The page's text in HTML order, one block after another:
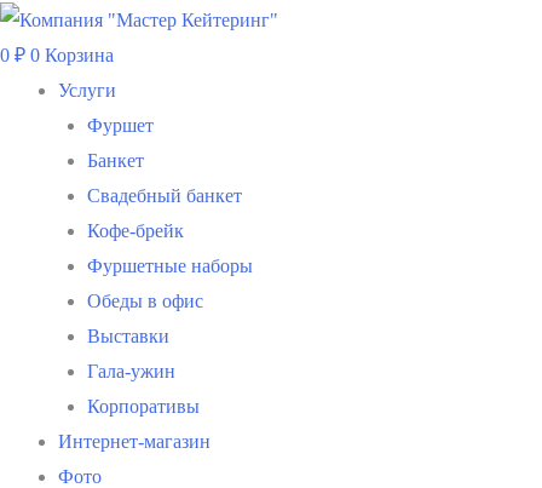
Перейти
к
содержимому
0 ₽ 0 Корзина
Услуги
Фуршет
Банкет
Свадебный банкет
Кофе-брейк
Фуршетные наборы
Обеды в офис
Выставки
Гала-ужин
Корпоративы
Интернет-магазин
Фото